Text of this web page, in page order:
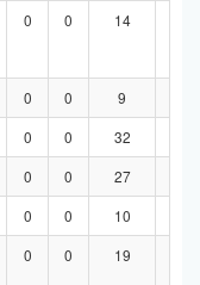
0 0 14
0 0 9
0 0 32
0 0 27
0 0 10
0 0 19